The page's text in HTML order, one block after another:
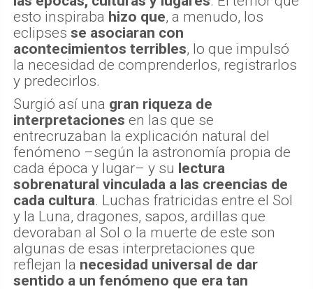
esto inspiraba hizo que, a menudo, los
eclipses se asociaran con
acontecimientos terribles, lo que impulsó
la necesidad de comprenderlos, registrarlos
y predecirlos.
Surgió así una gran riqueza de
interpretaciones en las que se
entrecruzaban la explicación natural del
fenómeno –según la astronomía propia de
cada época y lugar– y su lectura
sobrenatural vinculada a las creencias de
cada cultura. Luchas fratricidas entre el Sol
y la Luna, dragones, sapos, ardillas que
devoraban al Sol o la muerte de este son
algunas de esas interpretaciones que
reflejan la necesidad universal de dar
sentido a un fenómeno que era tan